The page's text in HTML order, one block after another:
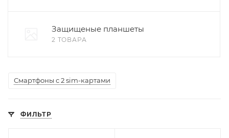
Защищеные планшеты
2 ТОВАРА
Смартфоны с 2 sim-картами
ФИЛЬТР